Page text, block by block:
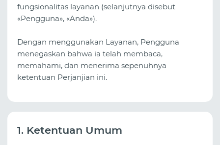
fungsionalitas layanan (selanjutnya disebut
«Pengguna», «Anda»).
Dengan menggunakan Layanan, Pengguna
menegaskan bahwa ia telah membaca,
memahami, dan menerima sepenuhnya
ketentuan Perjanjian ini.
1. Ketentuan Umum